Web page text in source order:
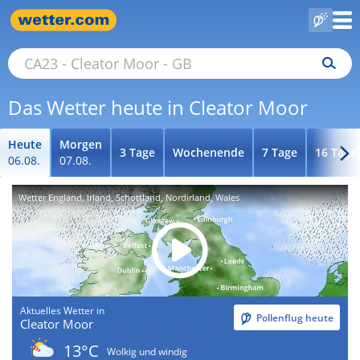
Das Wetter heute in Cleator Moor
Heute
06.08.
Morgen
07.08.
3 Tage Wochenende 7 Tage 16 Tage
Wetter England, Irland, Schottland, Nordirland, Wales
Aktuelles Wetter in
Cleator Moor Pollenflug heute
13°C
Wolkig und windig